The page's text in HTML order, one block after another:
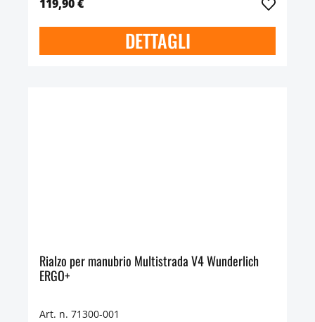
119,90 €
DETTAGLI
Rialzo per manubrio Multistrada V4 Wunderlich
ERGO+
Art. n. 71300-001